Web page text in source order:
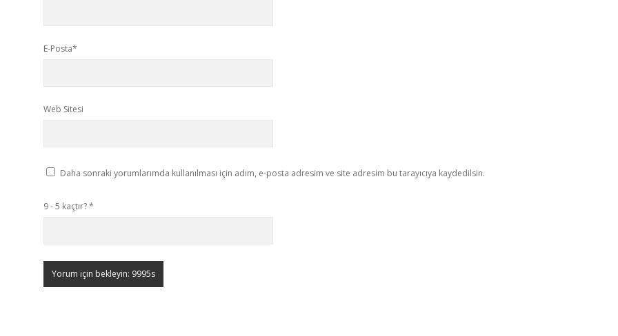
E-Posta*
Web Sitesi
Daha sonraki yorumlarımda kullanılması için adım, e-posta adresim ve site adresim bu tarayıcıya kaydedilsin.
9 - 5 kaçtır?*